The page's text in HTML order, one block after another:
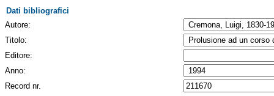
Dati bibliografici
Autore:
Titolo:
Editore:
Anno:
Record nr.